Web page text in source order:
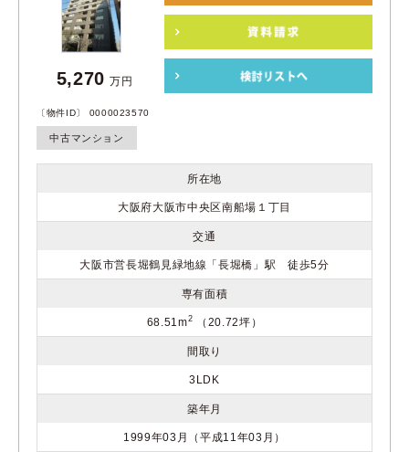
〔物件ID〕 0000023570
中古マンション
5,270 万円
所在地
大阪府大阪市中央区南船場１丁目
交通
大阪市営長堀鶴見緑地線「長堀橋」駅 徒歩5分
専有面積
68.51m2 （20.72坪）
間取り
3LDK
築年月
1999年03月（平成11年03月）